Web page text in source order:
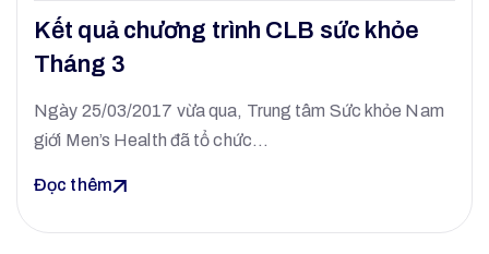
Kết quả chương trình CLB sức khỏe
Tháng 3
Ngày 25/03/2017 vừa qua, Trung tâm Sức khỏe Nam
giới Men’s Health đã tổ chức…
Đọc thêm